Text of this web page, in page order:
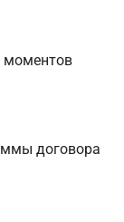
моментов
договора